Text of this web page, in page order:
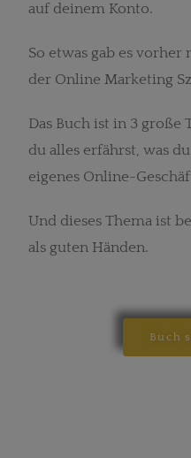
auf deinem Konto.
So etwas gab es
der Online Marketing
Das Buch ist in 3 große
du alles erfährst, was
eigenes Online-
Und dieses Thema ist
als guten Händen.
Buch